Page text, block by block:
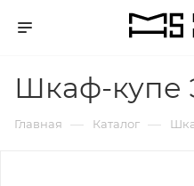
Шкаф-купе
Главная — Каталог —